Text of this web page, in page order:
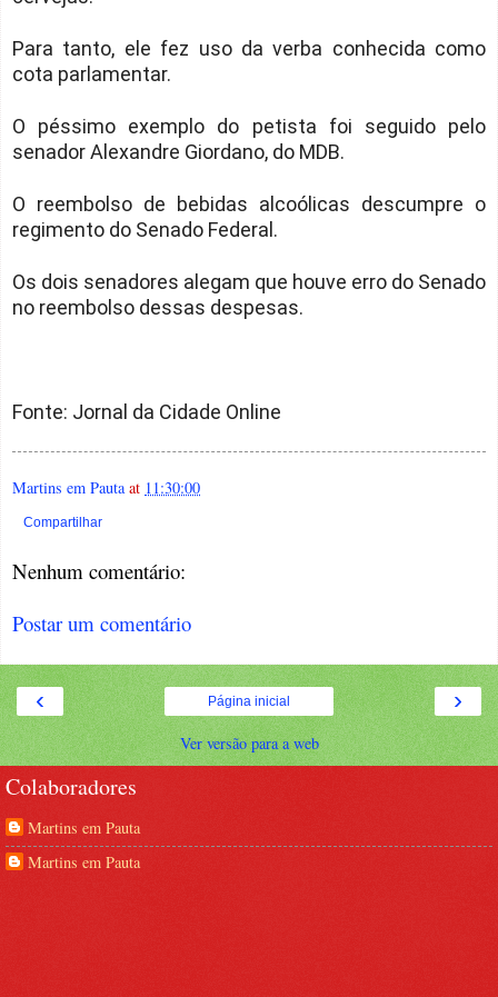
Para tanto, ele fez uso da verba conhecida como
cota parlamentar.
O péssimo exemplo do petista foi seguido pelo
senador Alexandre Giordano, do MDB.
O reembolso de bebidas alcoólicas descumpre o
regimento do Senado Federal.
Os dois senadores alegam que houve erro do Senado
no reembolso dessas despesas.
Fonte: Jornal da Cidade Online
Martins em Pauta at 11:30:00
Compartilhar
Nenhum comentário:
Postar um comentário
‹ ›
Página inicial
Ver versão para a web
Colaboradores
Martins em Pauta
Martins em Pauta